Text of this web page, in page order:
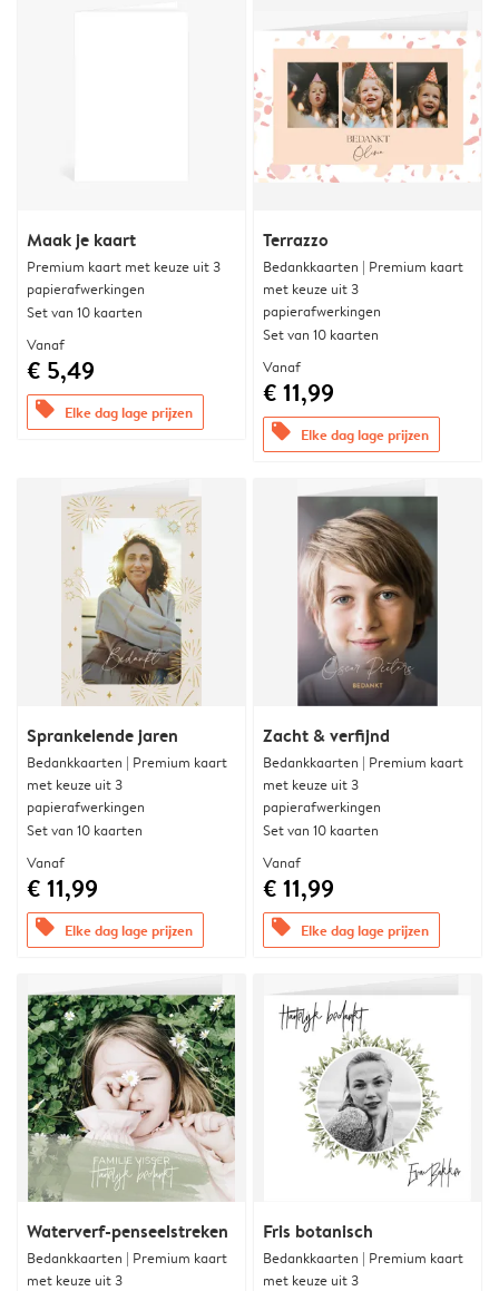
Maak je kaart
Premium kaart met keuze uit 3
papierafwerkingen
Set van 10 kaarten
Vanaf
€ 5,49
offers Elke dag lage prijzen
Terrazzo
Bedankkaarten | Premium kaart
met keuze uit 3
papierafwerkingen
Set van 10 kaarten
Vanaf
€ 11,99
offers Elke dag lage prijzen
Sprankelende jaren
Bedankkaarten | Premium kaart
met keuze uit 3
papierafwerkingen
Set van 10 kaarten
Vanaf
€ 11,99
offers Elke dag lage prijzen
Zacht & verfijnd
Bedankkaarten | Premium kaart
met keuze uit 3
papierafwerkingen
Set van 10 kaarten
Vanaf
€ 11,99
offers Elke dag lage prijzen
Waterverf-penseelstreken
Bedankkaarten | Premium kaart
met keuze uit 3
Fris botanisch
Bedankkaarten | Premium kaart
met keuze uit 3